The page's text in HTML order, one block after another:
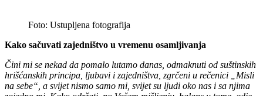
Foto: Ustupljena fotografija
Kako sačuvati zajedništvo u vremenu osamljivanja
Čini mi se nekad da pomalo lutamo danas, odmaknuti od suštinskih
hrišćanskih principa, ljubavi i zajedništva, zgrčeni u rečenici „Misli
na sebe“, a svijet nismo samo mi, svijet su ljudi oko nas i sa njima